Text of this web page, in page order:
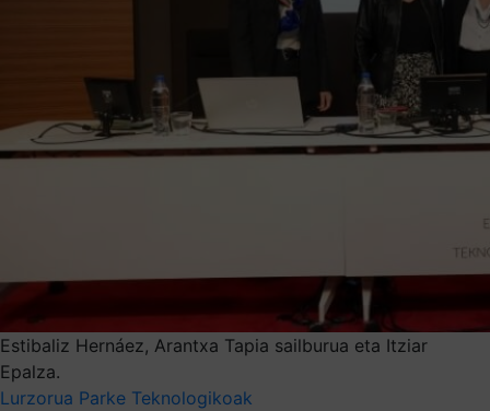
Estibaliz Hernáez, Arantxa Tapia sailburua eta Itziar
Epalza.
Lurzorua Parke Teknologikoak